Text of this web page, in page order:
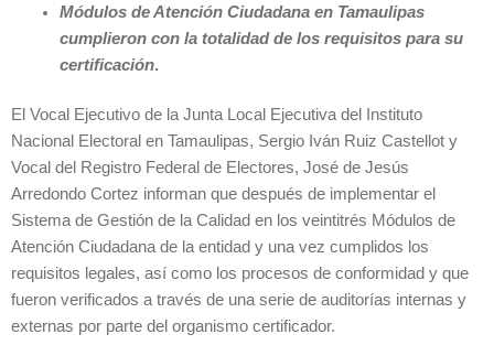
Módulos de Atención Ciudadana en Tamaulipas
cumplieron con la totalidad de los requisitos para su
certificación.
El Vocal Ejecutivo de la Junta Local Ejecutiva del Instituto
Nacional Electoral en Tamaulipas, Sergio Iván Ruiz Castellot y
Vocal del Registro Federal de Electores, José de Jesús
Arredondo Cortez informan que después de implementar el
Sistema de Gestión de la Calidad en los veintitrés Módulos de
Atención Ciudadana de la entidad y una vez cumplidos los
requisitos legales, así como los procesos de conformidad y que
fueron verificados a través de una serie de auditorías internas y
externas por parte del organismo certificador.